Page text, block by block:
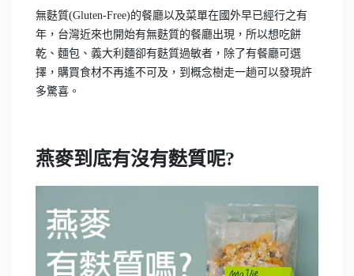
無麩質(Gluten-Free)的餐廳以及菜單在國外早已經行之有
年，台灣近來也開始有無麩質的餐廳出現，所以想吃餅
乾、麵包、義大利麵卻有麩質過敏者，除了有餐廳可選
擇，購買食材不再遙不可及，到概念樹走一趟可以發現許
多驚喜。
燕麥到底有沒有麩質呢?